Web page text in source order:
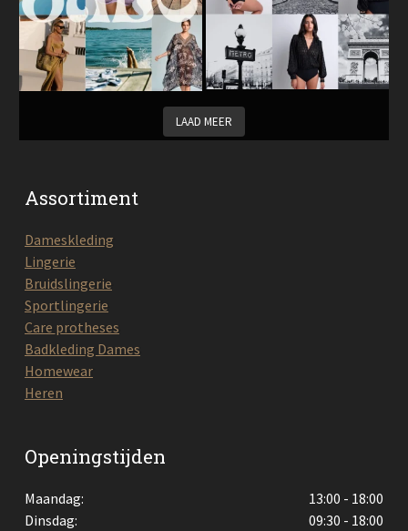
LAAD MEER
Assortiment
Dameskleding
Lingerie
Bruidslingerie
Sportlingerie
Care protheses
Badkleding Dames
Homewear
Heren
Openingstijden
Maandag:
13:00 - 18:00
Dinsdag:
09:30 - 18:00